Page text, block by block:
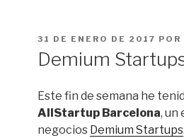
PUBLICADO
31 DE ENERO DE 2017 POR
Demium
Este fin de semana he
AllStartup Barcelona, un
negocios Demium Startups.